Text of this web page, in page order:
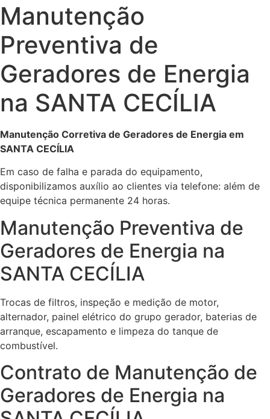
Manutenção
Preventiva de
Geradores de Energia
na SANTA CECÍLIA
Manutenção Corretiva de Geradores de Energia em
SANTA CECÍLIA
Em caso de falha e parada do equipamento,
disponibilizamos auxílio ao clientes via telefone: além de
equipe técnica permanente 24 horas.
Manutenção Preventiva de
Geradores de Energia na
SANTA CECÍLIA
Trocas de filtros, inspeção e medição de motor,
alternador, painel elétrico do grupo gerador, baterias de
arranque, escapamento e limpeza do tanque de
combustível.
Contrato de Manutenção de
Geradores de Energia na